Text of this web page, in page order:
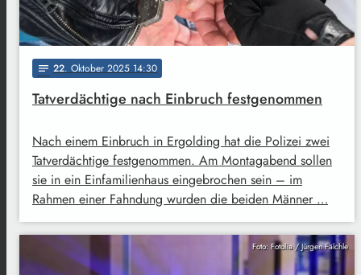
notes 22. Oktober 2025 14:30
Tatverdächtige nach Einbruch festgenommen
Nach einem Einbruch in Ergolding hat die Polizei zwei
Tatverdächtige festgenommen. Am Montagabend sollen
sie in ein Einfamilienhaus eingebrochen sein – im
Rahmen einer Fahndung wurden die beiden Männer …
Foto: Fotolia / Jürgen Fälchle